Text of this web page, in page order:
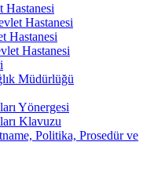
Hastanesi
Hastanesi
Hastanesi
Hastanesi
Müdürlüğü
Yönergesi
Klavuzu
Politika, Prosedür ve